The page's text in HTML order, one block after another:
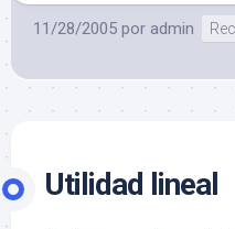
11/28/2005 por admin
Utilidad lineal